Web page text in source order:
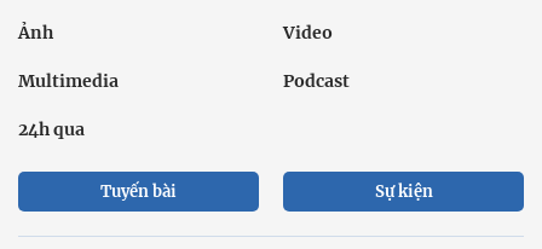
Ảnh Video
Multimedia Podcast
24h qua
Tuyến bài Sự kiện